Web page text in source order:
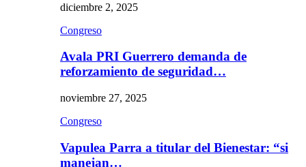
diciembre 2, 2025
Congreso
Avala PRI Guerrero demanda de
reforzamiento de seguridad…
noviembre 27, 2025
Congreso
Vapulea Parra a titular del Bienestar: “si
manejan…